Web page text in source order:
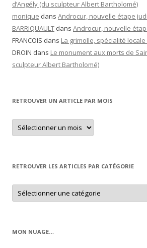
d’Angély (du sculpteur Albert Bartholomé)
monique dans Androcur, nouvelle étape
BARRIQUAULT dans Androcur, nouvelle
FRANCOIS dans La grimolle, spécialité
DROIN dans Le monument aux morts de
sculpteur Albert Bartholomé)
RETROUVER UN ARTICLE PAR MOIS
Retrouver
un
article
RETROUVER LES ARTICLES PAR CATÉGORIE
Retrouver
les
articles
MON NUAGE…